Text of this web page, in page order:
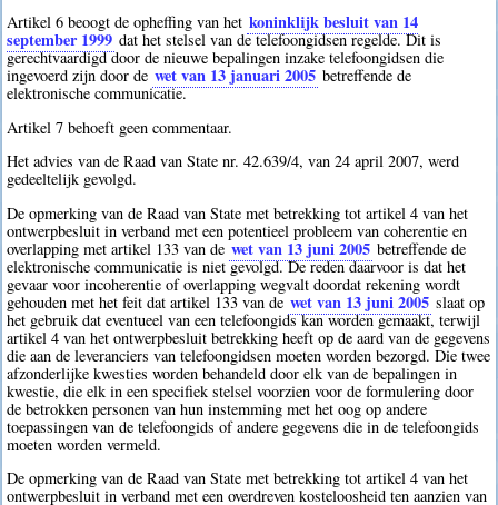
Artikel 6 beoogt de opheffing van het koninklijk besluit van 14
september 1999 dat het stelsel van de telefoongidsen regelde. Dit is
gerechtvaardigd door de nieuwe bepalingen inzake telefoongidsen die
ingevoerd zijn door de wet van 13 januari 2005 betreffende de
elektronische communicatie.
Artikel 7 behoeft geen commentaar.
Het advies van de Raad van State nr. 42.639/4, van 24 april 2007, werd
gedeeltelijk gevolgd.
De opmerking van de Raad van State met betrekking tot artikel 4 van het
ontwerpbesluit in verband met een potentieel probleem van coherentie en
overlapping met artikel 133 van de wet van 13 juni 2005 betreffende de
elektronische communicatie is niet gevolgd. De reden daarvoor is dat het
gevaar voor incoherentie of overlapping wegvalt doordat rekening wordt
gehouden met het feit dat artikel 133 van de wet van 13 juni 2005 slaat op
het gebruik dat eventueel van een telefoongids kan worden gemaakt, terwijl
artikel 4 van het ontwerpbesluit betrekking heeft op de aard van de gegevens
die aan de leveranciers van telefoongidsen moeten worden bezorgd. Die twee
afzonderlijke kwesties worden behandeld door elk van de bepalingen in
kwestie, die elk in een specifiek stelsel voorzien voor de formulering door
de betrokken personen van hun instemming met het oog op andere
toepassingen van de telefoongids of andere gegevens die in de telefoongids
moeten worden vermeld.
De opmerking van de Raad van State met betrekking tot artikel 4 van het
ontwerpbesluit in verband met een overdreven kosteloosheid ten aanzien van